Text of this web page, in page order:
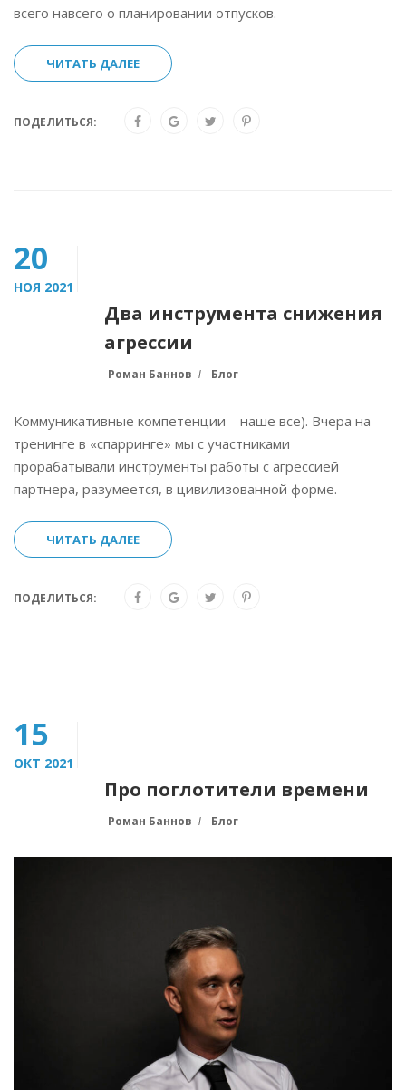
всего навсего о планировании отпусков.
ЧИТАТЬ ДАЛЕЕ
ПОДЕЛИТЬСЯ:
20
НОЯ 2021
Два инструмента снижения
агрессии
Роман Баннов Блог
Коммуникативные компетенции – наше все). Вчера на
тренинге в «спарринге» мы с участниками
прорабатывали инструменты работы с агрессией
партнера, разумеется, в цивилизованной форме.
ЧИТАТЬ ДАЛЕЕ
ПОДЕЛИТЬСЯ:
15
ОКТ 2021
Про поглотители времени
Роман Баннов Блог